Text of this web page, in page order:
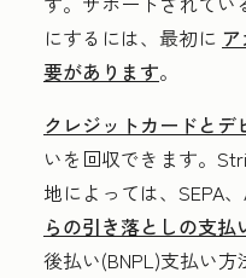
にするには、最初に
要があります。
クレジットカードとデ
いを回収できます。
地によっては、SEPA
らの引き落としの支払
後払い(BNPL)支払い